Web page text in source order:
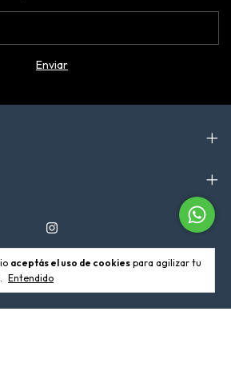
aceptás el uso de cookies para agilizar tu
Entendido